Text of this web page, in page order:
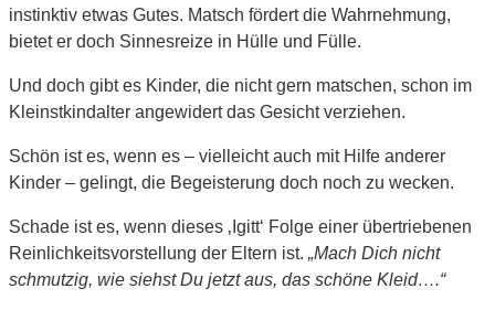
instinktiv etwas Gutes. Matsch fördert die Wahrnehmung,
bietet er doch Sinnesreize in Hülle und Fülle.
Und doch gibt es Kinder, die nicht gern matschen, schon im
Kleinstkindalter angewidert das Gesicht verziehen.
Schön ist es, wenn es – vielleicht auch mit Hilfe anderer
Kinder – gelingt, die Begeisterung doch noch zu wecken.
Schade ist es, wenn dieses ‚Igitt‘ Folge einer übertriebenen
Reinlichkeitsvorstellung der Eltern ist. „Mach Dich nicht
schmutzig, wie siehst Du jetzt aus, das schöne Kleid….“